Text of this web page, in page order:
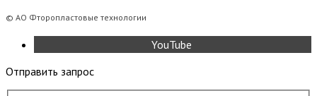
© АО Фторопластовые технологии
YouTube
Отправить запрос